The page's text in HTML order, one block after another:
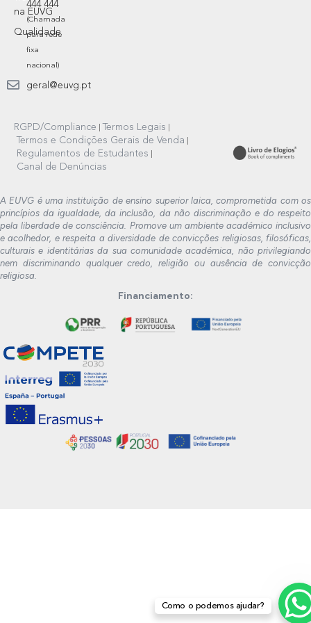
444 444
(Chamada
para rede
fixa
nacional)
geral@euvg.pt
na EUVG
Qualidade
RGPD/Compliance
Termos Legais
Termos e Condições Gerais de Venda
Regulamentos de Estudantes
Canal de Denúncias
A EUVG é uma instituição de ensino superior laica, comprometida com os
princípios da igualdade, da inclusão, da não discriminação e do respeito
pela liberdade de consciência. Promove um ambiente académico inclusivo
e acolhedor, e respeita a diversidade de convicções religiosas, filosóficas,
culturais e identitárias da sua comunidade académica, não privilegiando
nem discriminando qualquer credo, religião ou ausência de convicção
religiosa.
Financiamento:
Como o podemos ajudar?